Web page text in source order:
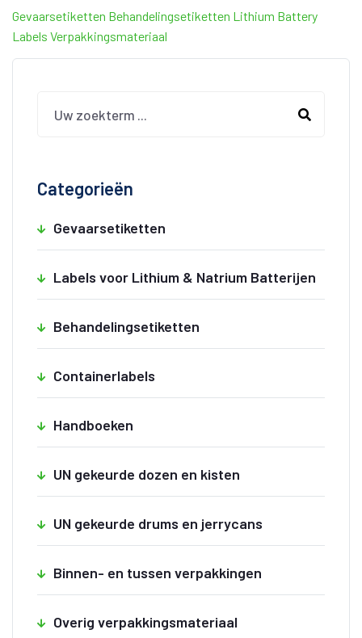
Gevaarsetiketten Behandelingsetiketten Lithium Battery
Labels Verpakkingsmateriaal
Categorieën
Gevaarsetiketten
Labels voor Lithium & Natrium Batterijen
Behandelingsetiketten
Containerlabels
Handboeken
UN gekeurde dozen en kisten
UN gekeurde drums en jerrycans
Binnen- en tussen verpakkingen
Overig verpakkingsmateriaal